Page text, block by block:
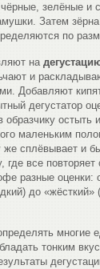
зелёные и
Затем
по
на
и
Добавляют
дегустатор
остыть
маленьким
же сплёвывает и
все
разные оценки:
до
многие
тонким